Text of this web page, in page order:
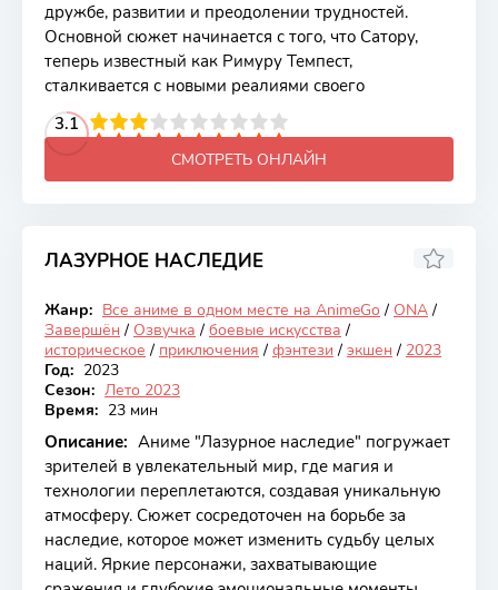
дружбе, развитии и преодолении трудностей.
Основной сюжет начинается с того, что Сатору,
теперь известный как Римуру Темпест,
сталкивается с новыми реалиями своего
3.1
4 5 6 7 8 9 10
СМОТРЕТЬ ОНЛАЙН
ЛАЗУРНОЕ НАСЛЕДИЕ
Закончен
8.17
Жанр: Все аниме в одном месте на AnimeGo / ONA /
Завершён / Озвучка / боевые искусства /
историческое / приключения / фэнтези / экшен / 2023
Год: 2023
Сезон: Лето 2023
Время: 23 мин
Описание: Аниме "Лазурное наследие" погружает
зрителей в увлекательный мир, где магия и
технологии переплетаются, создавая уникальную
атмосферу. Сюжет сосредоточен на борьбе за
наследие, которое может изменить судьбу целых
наций. Яркие персонажи, захватывающие